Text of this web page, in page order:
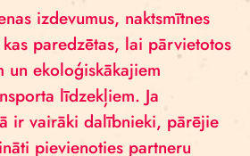
izdevumus, naktsmītnes
paredzētas, lai pārvietotos
un ekoloģiskākajiem
līdzekļiem. Ja
ir vairāki dalībnieki, pārējie
pievienoties partneru